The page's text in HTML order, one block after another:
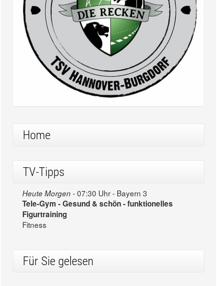
Home
TV-Tipps
Heute Morgen -07:30 Uhr - Bayern 3
Tele-Gym - Gesund & schön - funktionelles
Figurtraining
Fitness
Für Sie gelesen